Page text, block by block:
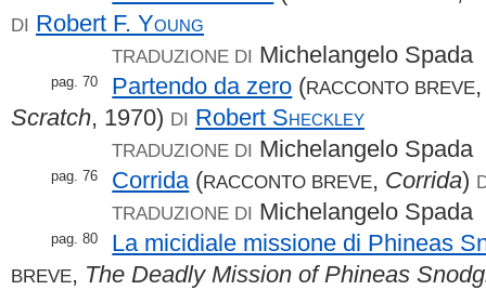
DI Robert F. Young
TRADUZIONE DI Michelangelo Spada
pag. 70 Partendo da zero (RACCONTO BREVE
Scratch, 1970) DI Robert Sheckley
TRADUZIONE DI Michelangelo Spada
pag. 76 Corrida (RACCONTO BREVE, Corrida)
TRADUZIONE DI Michelangelo Spada
pag. 80 La micidiale missione di Phineas
BREVE, The Deadly Mission of Phineas